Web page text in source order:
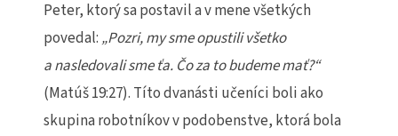
Peter, ktorý sa postavil a v mene všetkých
povedal: „Pozri, my sme opustili všetko
a nasledovali smeťa. Čo za to budeme mať?“
(Matúš 19:27). Títo dvanásti učeníci boli ako
skupina robotníkov v podobenstve, ktorá bola